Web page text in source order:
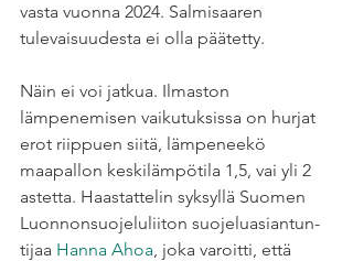
vasta vuonna 2024. Salmisaaren
tulevaisuudesta ei olla päätetty.
Näin ei voi jatkua. Ilmaston
lämpenemisen vaikutuksissa on hurjat
erot riippuen siitä, lämpeneekö
maapallon keskilämpötila 1,5, vai yli 2
astetta. Haastattelin syksyllä Suomen
Luon­non­suo­je­lu­liiton suoje­lu­a­si­an­tun­
tijaa Hanna Ahoa, joka varoitti, että